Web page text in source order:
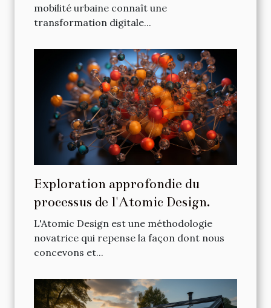
mobilité urbaine connaît une
transformation digitale...
Exploration approfondie du
processus de l'Atomic Design.
L'Atomic Design est une méthodologie
novatrice qui repense la façon dont nous
concevons et...